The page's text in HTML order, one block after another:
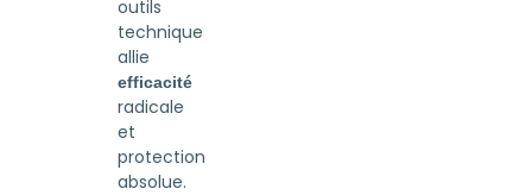
outils
technique
allie
efficacité
radicale
et
protection
absolue.